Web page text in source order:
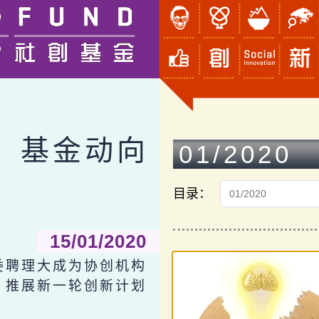
基金动向 01/2020
目录：
15/01/2020
聘理大成为协创机构
推展新一轮创新计划